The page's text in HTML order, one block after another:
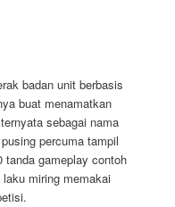
badan unit berbasis
buat menamatkan
sebagai nama
percuma tampil
tanda gameplay contoh
miring memakai